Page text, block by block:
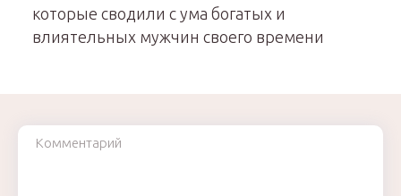
которые сводили с ума богатых и
влиятельных мужчин своего времени
Комментарий